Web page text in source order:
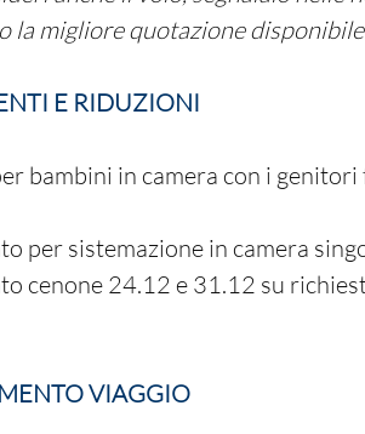
la migliore quotazione
E RIDUZIONI
bambini in camera con i genitori
per sistemazione in camera
cenone 24.12 e 31.12 su
VIAGGIO